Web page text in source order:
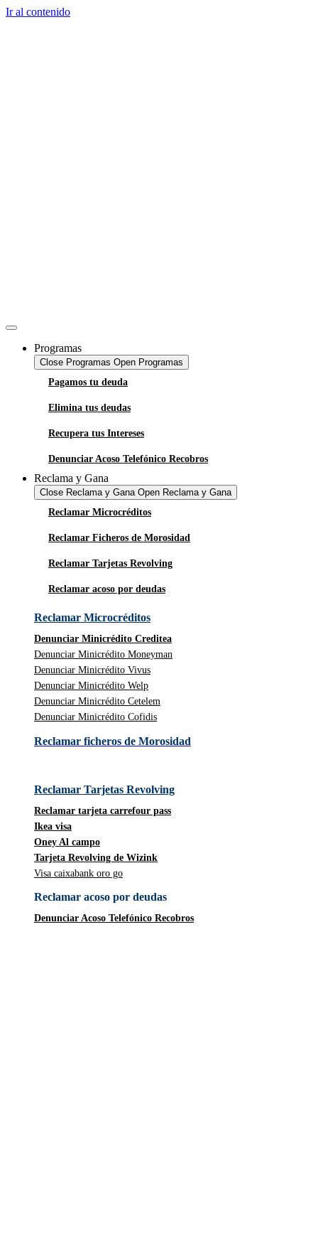
Ir al contenido
Programas
Close Programas Open Programas
Pagamos tu deuda
Elimina tus deudas
Recupera tus Intereses
Denunciar Acoso Telefónico Recobros
Reclama y Gana
Close Reclama y Gana Open Reclama y Gana
Reclamar Microcréditos
Reclamar Ficheros de Morosidad
Reclamar Tarjetas Revolving
Reclamar acoso por deudas
Reclamar Microcréditos
Denunciar Minicrédito Creditea
Denunciar Minicrédito Moneyman
Denunciar Minicrédito Vivus
Denunciar Minicrédito Welp
Denunciar Minicrédito Cetelem
Denunciar Minicrédito Cofidis
Reclamar ficheros de Morosidad
Reclamar Tarjetas Revolving
Reclamar tarjeta carrefour pass
Ikea visa
Oney Al campo
Tarjeta Revolving de Wizink
Visa caixabank oro go
Reclamar acoso por deudas
Denunciar Acoso Telefónico Recobros